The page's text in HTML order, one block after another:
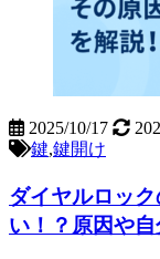
2025/10/17
鍵,鍵開け
ダイヤルロッ
い！？原因や